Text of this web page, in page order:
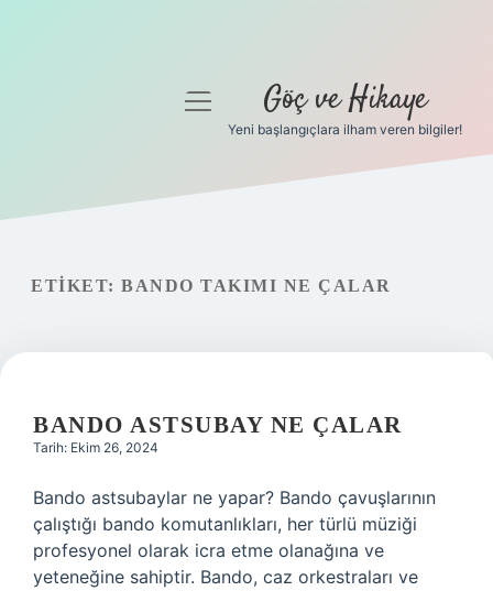
Gizlilik Politikası
menüyü
Göç ve Hikaye
Yeni başlangıçlara ilham veren bilgiler!
ETIKET: BANDO TAKIMI NE ÇALAR
BANDO ASTSUBAY NE ÇALAR
Tarih: Ekim 26, 2024
Bando astsubaylar ne yapar? Bando çavuşlarının
çalıştığı bando komutanlıkları, her türlü müziği
profesyonel olarak icra etme olanağına ve
yeteneğine sahiptir. Bando, caz orkestraları ve